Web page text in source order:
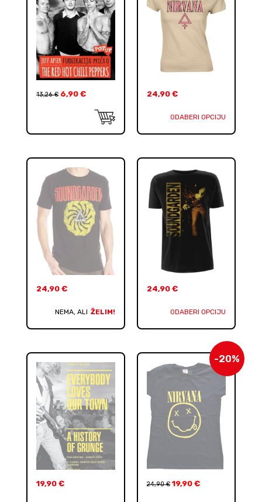
13,26€ 6,90 € 24,90 €
ODABERI OPCIJU
24,90 €
NEMA, ALI ŽELIM!
24,90 €
ODABERI OPCIJU
19,90 €
-20%
24,90€ 19,90 €